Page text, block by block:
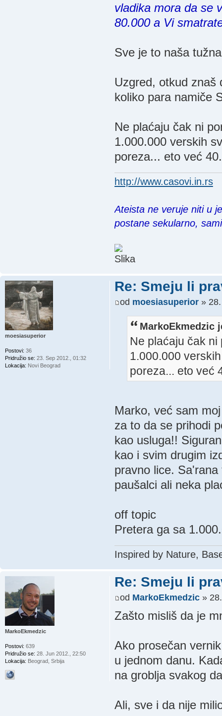
vladika mora da se
80.000 a Vi
Sve je to naša
Uzgred, otkud znaš
koliko para namiče
Ne plaćaju čak ni
1.000.000 verskih
poreza... eto već
http://www.casovi.in.rs
Ateista ne veruje niti u
postane sekularno,
Re: Smeju li
od moesiasuperior» 28.
MarkoEkmedzic
Ne plaćaju čak
1.000.000
poreza... eto već
Marko, već sam
za to da se prihodi
kao usluga!!
kao i svim drugim
pravno lice.
paušalci ali neka
off topic
Pretera ga sa
Inspired by Nature,
moesiasuperior
Postovi: 36
Pridružio se: 23. Sep 2012., 01:32
Lokacija: Novi Beograd
Re: Smeju li
od MarkoEkmedzic»
Zašto misliš da je
Ako prosečan
u jednom danu.
na groblja svakog
Ali, sve i da nije
MarkoEkmedzic
Postovi: 639
Pridružio se: 28. Jun 2012., 22:50
Lokacija: Beograd, Srbija